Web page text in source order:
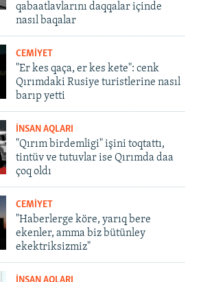
qabaatlavlarını daqqalar içinde
nasıl baqalar
CEMİYET
"Er kes qaça, er kes kete": cenk
Qırımdaki Rusiye turistlerine nasıl
barıp yetti
İNSAN AQLARI
"Qırım birdemligi" işini toqtattı,
tintüv ve tutuvlar ise Qırımda daa
çoq oldı
CEMİYET
"Haberlerge köre, yarıq bere
ekenler, amma biz bütünley
ekektriksizmiz"